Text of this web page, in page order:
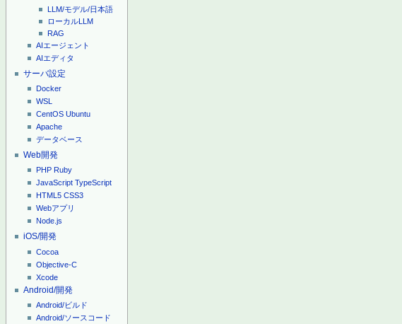
LLM/モデル/日本語
ローカルLLM
RAG
AIエージェント
AIエディタ
サーバ設定
Docker
WSL
CentOS Ubuntu
Apache
データベース
Web開発
PHP Ruby
JavaScript TypeScript
HTML5 CSS3
Webアプリ
Node.js
iOS/開発
Cocoa
Objective-C
Xcode
Android/開発
Android/ビルド
Android/ソースコード